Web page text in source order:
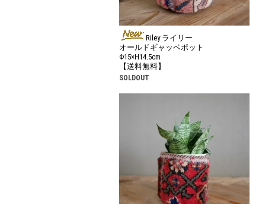
Riley ライリー
オールドギャッベポット
Φ15×H14.5cm
【送料無料】
SOLDOUT